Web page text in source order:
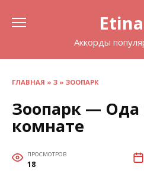
Аккорды
ГЛАВНАЯ » З » ЗООПАРК
Зоопарк — Ода
комнате
ПРОСМОТРОВ
18